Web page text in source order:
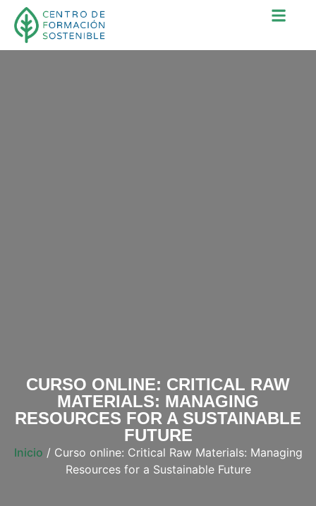
CURSO ONLINE: CRITICAL RAW
MATERIALS: MANAGING
RESOURCES FOR A SUSTAINABLE
FUTURE
Inicio / Curso online: Critical Raw Materials: Managing
Resources for a Sustainable Future